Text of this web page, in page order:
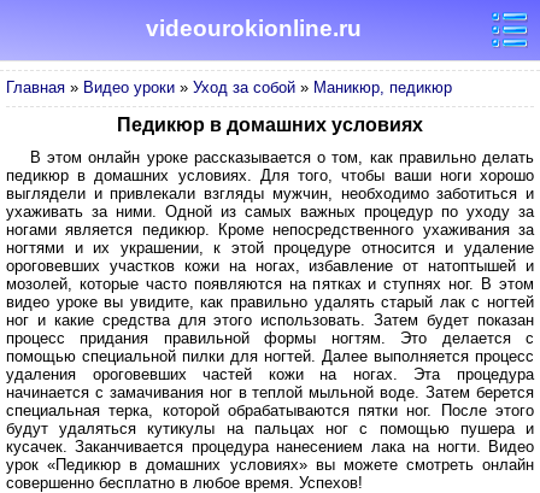
videourokionline.ru
Главная » Видео уроки » Уход за собой » Маникюр, педикюр
Педикюр в домашних условиях
В этом онлайн уроке рассказывается о том, как правильно делать
педикюр в домашних условиях. Для того, чтобы ваши ноги хорошо
выглядели и привлекали взгляды мужчин, необходимо заботиться и
ухаживать за ними. Одной из самых важных процедур по уходу за
ногами является педикюр. Кроме непосредственного ухаживания за
ногтями и их украшении, к этой процедуре относится и удаление
ороговевших участков кожи на ногах, избавление от натоптышей и
мозолей, которые часто появляются на пятках и ступнях ног. В этом
видео уроке вы увидите, как правильно удалять старый лак с ногтей
ног и какие средства для этого использовать. Затем будет показан
процесс придания правильной формы ногтям. Это делается с
помощью специальной пилки для ногтей. Далее выполняется процесс
удаления ороговевших частей кожи на ногах. Эта процедура
начинается с замачивания ног в теплой мыльной воде. Затем берется
специальная терка, которой обрабатываются пятки ног. После этого
будут удаляться кутикулы на пальцах ног с помощью пушера и
кусачек. Заканчивается процедура нанесением лака на ногти. Видео
урок «Педикюр в домашних условиях» вы можете смотреть онлайн
совершенно бесплатно в любое время. Успехов!